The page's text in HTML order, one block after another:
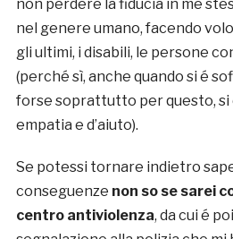
non perdere la fiducia in me
nel genere umano, facendo
gli ultimi, i disabili, le persone
(perché sì, anche quando si é
forse soprattutto per questo, si
empatia e d’aiuto).
Se potessi tornare indietro
conseguenze non so se sarei
centro antiviolenza, da cui é